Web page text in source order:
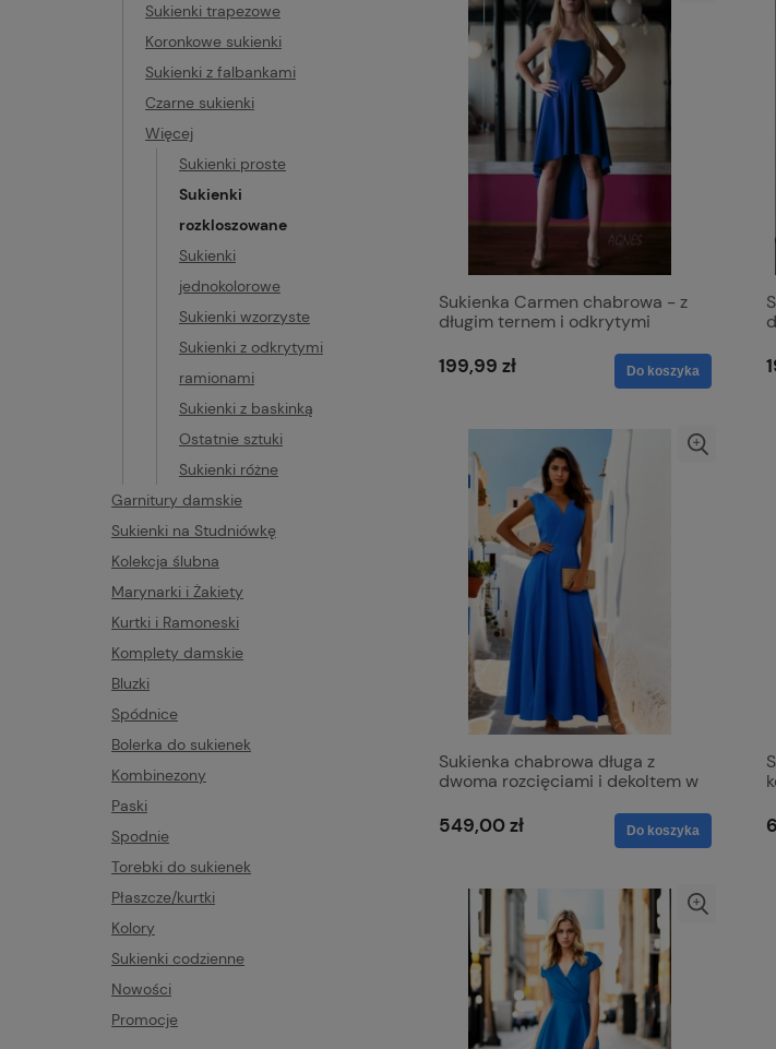
Sukienki trapezowe
Koronkowe sukienki
Sukienki z falbankami
Czarne sukienki
Więcej
Sukienki proste
Sukienki
rozkloszowane
Sukienki
jednokolorowe
Sukienki wzorzyste
Sukienki z odkrytymi
ramionami
Sukienki z baskinką
Ostatnie sztuki
Sukienki różne
Garnitury damskie
Sukienki na Studniówkę
Kolekcja ślubna
Marynarki i Żakiety
Kurtki i Ramoneski
Komplety damskie
Bluzki
Spódnice
Bolerka do sukienek
Kombinezony
Paski
Spodnie
Torebki do sukienek
Płaszcze/kurtki
Kolory
Sukienki codzienne
Nowości
Promocje
Sukienka Carmen chabrowa - z
długim ternem i odkrytymi
199,99 zł Do koszyka
Sukienka chabrowa długa z
dwoma rozcięciami i dekoltem w
materiału - Milena
549,00 zł Do koszyka